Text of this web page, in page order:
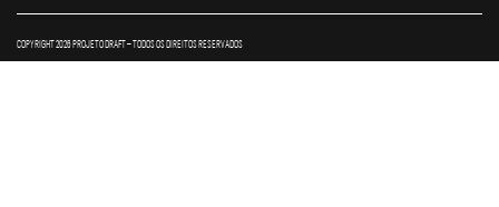
COPYRIGHT 2026 PROJETO DRAFT – TODOS OS DIREITOS RESERVADOS